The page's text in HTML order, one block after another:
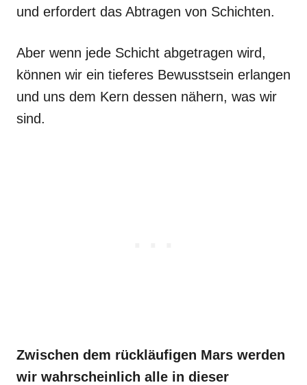
und erfordert das Abtragen von Schichten.
Aber wenn jede Schicht abgetragen wird,
können wir ein tieferes Bewusstsein erlangen
und uns dem Kern dessen nähern, was wir
sind.
Zwischen dem rückläufigen Mars werden
wir wahrscheinlich alle in dieser